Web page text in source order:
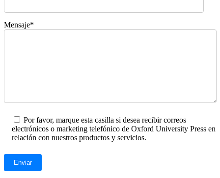
Mensaje*
Por favor, marque esta casilla si desea recibir correos
electrónicos o marketing telefónico de Oxford University Press en
relación con nuestros productos y servicios.